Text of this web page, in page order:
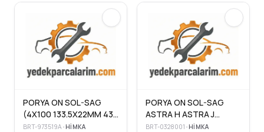
PORYA ON SOL-SAG
(4X100 133.5X22MM 43
ABS DIS 74MM GENISLIK)
BRT-973519A •HIMKA
PORYA ON SOL-SAG
ASTRA H ASTRA J
ZAFIRA C AMPERA
BRT-0328001 •HIMKA